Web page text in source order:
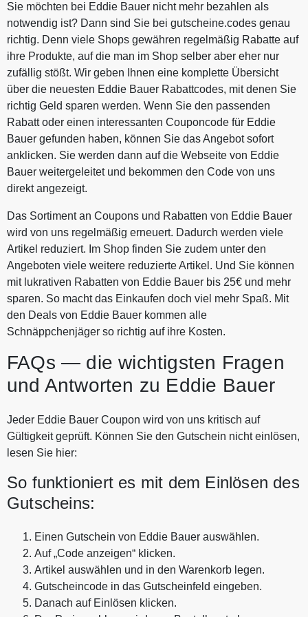
Sie möchten bei Eddie Bauer nicht mehr bezahlen als
notwendig ist? Dann sind Sie bei gutscheine.codes genau
richtig. Denn viele Shops gewähren regelmäßig Rabatte auf
ihre Produkte, auf die man im Shop selber aber eher nur
zufällig stößt. Wir geben Ihnen eine komplette Übersicht
über die neuesten Eddie Bauer Rabattcodes, mit denen Sie
richtig Geld sparen werden. Wenn Sie den passenden
Rabatt oder einen interessanten Couponcode für Eddie
Bauer gefunden haben, können Sie das Angebot sofort
anklicken. Sie werden dann auf die Webseite von Eddie
Bauer weitergeleitet und bekommen den Code von uns
direkt angezeigt.
Das Sortiment an Coupons und Rabatten von Eddie Bauer
wird von uns regelmäßig erneuert. Dadurch werden viele
Artikel reduziert. Im Shop finden Sie zudem unter den
Angeboten viele weitere reduzierte Artikel. Und Sie können
mit lukrativen Rabatten von Eddie Bauer bis 25€ und mehr
sparen. So macht das Einkaufen doch viel mehr Spaß. Mit
den Deals von Eddie Bauer kommen alle
Schnäppchenjäger so richtig auf ihre Kosten.
FAQs — die wichtigsten Fragen
und Antworten zu Eddie Bauer
Jeder Eddie Bauer Coupon wird von uns kritisch auf
Gültigkeit geprüft. Können Sie den Gutschein nicht einlösen,
lesen Sie hier:
So funktioniert es mit dem Einlösen des
Gutscheins:
Einen Gutschein von Eddie Bauer auswählen.
Auf „Code anzeigen“ klicken.
Artikel auswählen und in den Warenkorb legen.
Gutscheincode in das Gutscheinfeld eingeben.
Danach auf Einlösen klicken.